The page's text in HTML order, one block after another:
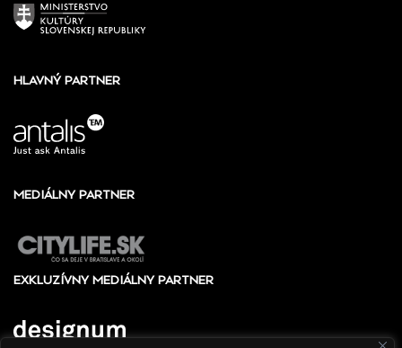
HLAVNÝ PARTNER
MEDIÁLNY PARTNER
EXKLUZÍVNY MEDIÁLNY PARTNER